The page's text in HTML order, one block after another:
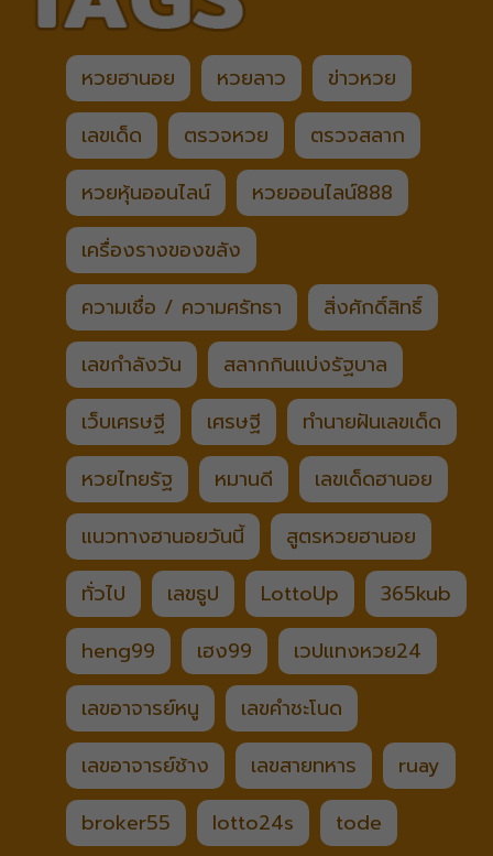
หวยฮานอย หวยลาว
ข่าวหวย
เลขเด็ด
ตรวจหวย
ตรวจสลาก
หวยหุ้นออนไลน์
หวยออนไลน์888
เครื่องรางของขลัง
ความเชื่อ / ความศรัทธา
สิ่งศักดิ์สิทธิ์
เลขกำลังวัน
สลากกินแบ่งรัฐบาล
เว็บเศรษฐี
เศรษฐี
ทำนายฝันเลขเด็ด
หวยไทยรัฐ
หมานดี
เลขเด็ดฮานอย
แนวทางฮานอยวันนี้
สูตรหวยฮานอย
ทั่วไป
เลขธูป LottoUp
365kub
heng99
เฮง99
เวปแทงหวย24
เลขอาจารย์หนู
เลขคำชะโนด
เลขอาจารย์ช้าง
เลขสายทหาร
ruay
broker55
lotto24s
tode